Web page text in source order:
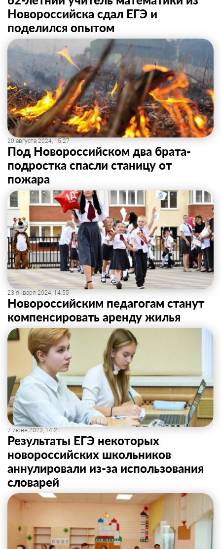
Новороссийска сдал ЕГЭ и
поделился опытом
20 августа 2024, 15:27
Под Новороссийском два брата-
подростка спасли станицу от
пожара
23 января 2024, 14:55
Новороссийским педагогам станут
компенсировать аренду жилья
7 июня 2023, 14:21
Результаты ЕГЭ некоторых
новороссийских школьников
аннулировали из-за использования
словарей